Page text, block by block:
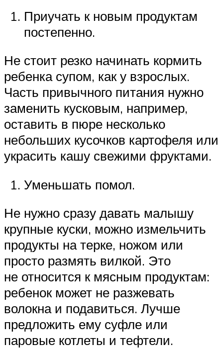
Приучать к новым продуктам
постепенно.
Не стоит резко начинать кормить
ребенка супом, как у взрослых.
Часть привычного питания нужно
заменить кусковым, например,
оставить в пюре несколько
небольших кусочков картофеля или
украсить кашу свежими фруктами.
Уменьшать помол.
Не нужно сразу давать малышу
крупные куски, можно измельчить
продукты на терке, ножом или
просто размять вилкой. Это
не относится к мясным продуктам:
ребенок может не разжевать
волокна и подавиться. Лучше
предложить ему суфле или
паровые котлеты и тефтели.